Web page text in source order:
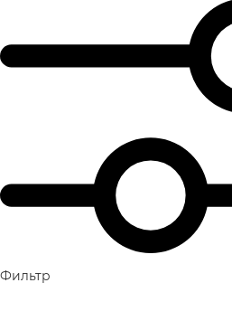
Фильтр